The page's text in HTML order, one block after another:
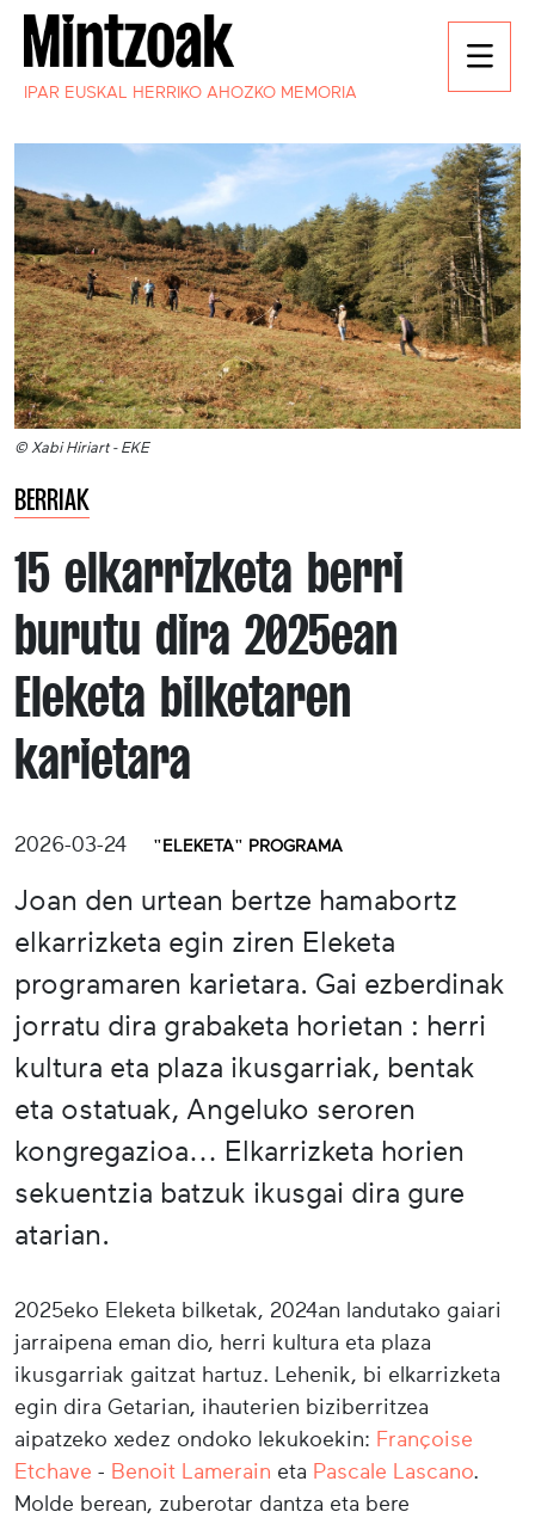
IPAR EUSKAL HERRIKO AHOZKO MEMORIA
© Xabi Hiriart - EKE
BERRIAK
15 elkarrizketa berri
burutu dira 2025ean
Eleketa bilketaren
karietara
2026-03-24 "ELEKETA" PROGRAMA
Joan den urtean bertze hamabortz
elkarrizketa egin ziren Eleketa
programaren karietara. Gai ezberdinak
jorratu dira grabaketa horietan : herri
kultura eta plaza ikusgarriak, bentak
eta ostatuak, Angeluko seroren
kongregazioa… Elkarrizketa horien
sekuentzia batzuk ikusgai dira gure
atarian.
2025eko Eleketa bilketak, 2024an landutako gaiari
jarraipena eman dio, herri kultura eta plaza
ikusgarriak gaitzat hartuz. Lehenik, bi elkarrizketa
egin dira Getarian, ihauterien biziberritzea
aipatzeko xedez ondoko lekukoekin: Françoise
Etchave - Benoit Lamerain eta Pascale Lascano.
Molde berean, zuberotar dantza eta bere